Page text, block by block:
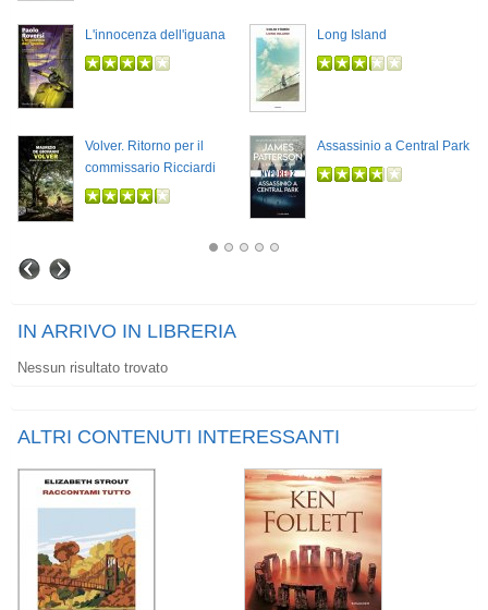
L'innocenza dell'iguana Long Island
Volver. Ritorno per il
commissario Ricciardi
Assassinio a Central Park
IN ARRIVO IN LIBRERIA
Nessun risultato trovato
ALTRI CONTENUTI INTERESSANTI